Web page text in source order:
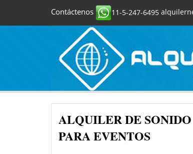
Contáctenos 11-5-247-6495
ALQUILER DE SONIDO
PARA EVENTOS